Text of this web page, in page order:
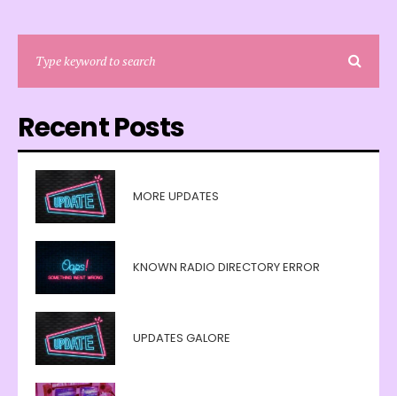
Recent Posts
MORE UPDATES
KNOWN RADIO DIRECTORY ERROR
UPDATES GALORE